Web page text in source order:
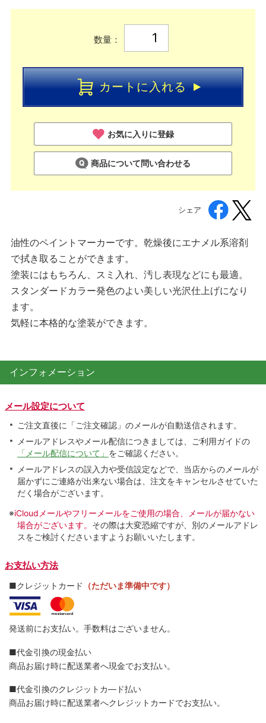
数量：
カートに入れる
お気に入りに登録
商品について問い合わせる
シェア
油性のペイントマーカーです。乾燥後にエナメル系溶剤
で拭き取ることができます。
塗装にはもちろん、スミ入れ、汚し表現などにも最適。
スタンダードカラー発色のよい美しい光沢仕上げになり
ます。
気軽に本格的な塗装ができます。
インフォメーション
メール設定について
ご注文直後に「ご注文確認」のメールが自動送信されます。
メールアドレスやメール配信につきましては、ご利用ガイドの
「メール配信について」 をご確認ください。
メールアドレスの誤入力や受信設定などで、当店からのメールが
届かずにご連絡が出来ない場合は、注文をキャンセルさせていた
だく場合がございます。
※iCloudメールやフリーメールをご使用の場合、メールが届かない
場合がございます。 その際は大変恐縮ですが、別のメールアドレ
スをご検討くださいますようお願いいたします。
お支払い方法
■クレジットカード （ただいま準備中です）
発送前にお支払い。手数料はございません。
■代金引換の現金払い
商品お届け時に配送業者へ現金でお支払い。
■代金引換のクレジットカ―ド払い
商品お届け時に配送業者へクレジットカードでお支払い。